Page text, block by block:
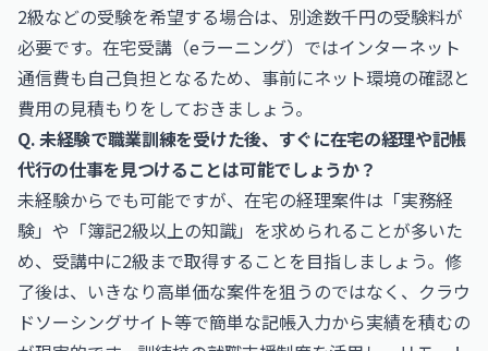
2級などの受験を希望する場合は、別途数千円の受験料が
必要です。在宅受講（eラーニング）ではインターネット
通信費も自己負担となるため、事前にネット環境の確認と
費用の見積もりをしておきましょう。
Q. 未経験で職業訓練を受けた後、すぐに在宅の経理や記帳
代行の仕事を見つけることは可能でしょうか？
未経験からでも可能ですが、在宅の経理案件は「実務経
験」や「簿記2級以上の知識」を求められることが多いた
め、受講中に2級まで取得することを目指しましょう。修
了後は、いきなり高単価な案件を狙うのではなく、クラウ
ドソーシングサイト等で簡単な記帳入力から実績を積むの